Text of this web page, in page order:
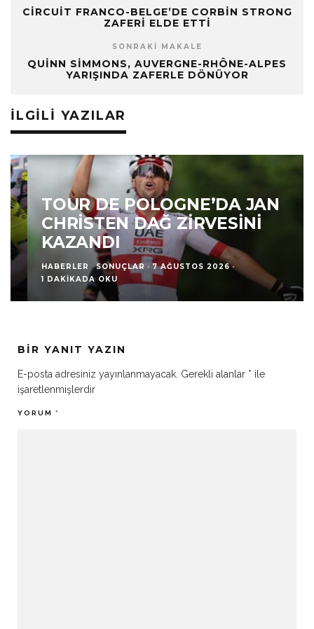
CIRCUIT FRANCO-BELGE’DE CORBIN STRONG
ZAFERI ELDE ETTI
SONRAKI MAKALE
QUINN SIMMONS, AUVERGNE-RHÔNE-ALPES
YARIŞINDA ZAFERLE DÖNÜYOR
İLGILI YAZILAR
TOUR DE POLOGNE’DA JAN
CHRISTEN DAĞ ZIRVESINI
KAZANDI
HABERLER SONUÇLAR · 7 AĞUSTOS 2026 ·
1 DAKIKADA OKU
BIR YANIT YAZIN
E-posta adresiniz yayınlanmayacak. Gerekli alanlar * ile
işaretlenmişlerdir
YORUM *